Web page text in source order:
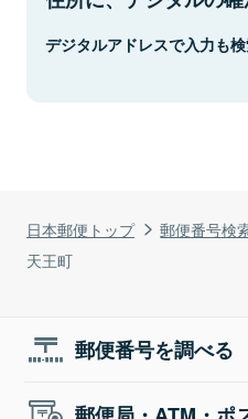
日本郵便トップ 郵便番号検
天王町
デジタルアドレスで入力も検
郵便番号を調べる